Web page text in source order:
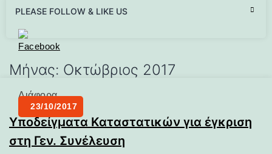
PLEASE FOLLOW & LIKE US
Μήνας: Οκτώβριος 2017
23/10/2017
Διάφορα
Υποδείγματα Καταστατικών για έγκριση
στη Γεν. Συνέλευση